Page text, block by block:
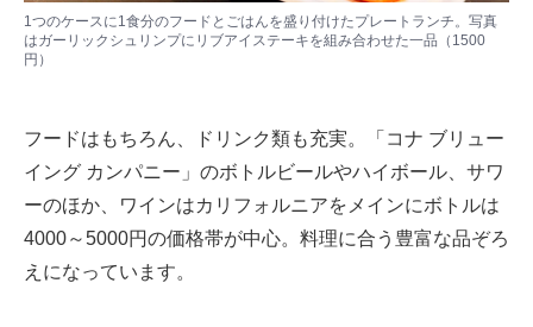
1つのケースに1食分のフードとごはんを盛り付けたプレートランチ。写真
はガーリックシュリンプにリブアイステーキを組み合わせた一品（1500
円）
フードはもちろん、ドリンク類も充実。「コナ ブリュー
イング カンパニー」のボトルビールやハイボール、サワ
ーのほか、ワインはカリフォルニアをメインにボトルは
4000～5000円の価格帯が中心。料理に合う豊富な品ぞろ
えになっています。